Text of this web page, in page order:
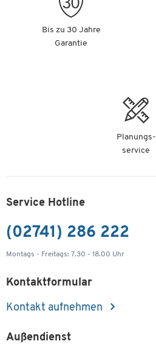
Bis zu 30 Jahre
Garantie
Planungs-
service
Service Hotline
(02741) 286 222
Montags - Freitags: 7.30 - 18.00 Uhr
Kontaktformular
Kontakt aufnehmen
Außendienst